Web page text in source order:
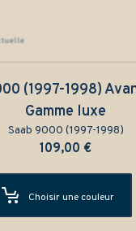
Avant et
luxe
(1997-1998)
une couleur